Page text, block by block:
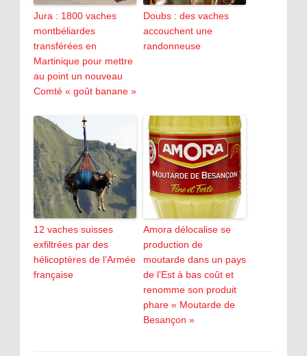
Jura : 1800 vaches
montbéliardes
transférées en
Martinique pour mettre
au point un nouveau
Comté « goût banane »
Doubs : des vaches
accouchent une
randonneuse
12 vaches suisses
exfiltrées par des
hélicoptères de l’Armée
française
Amora délocalise se
production de
moutarde dans un pays
de l’Est à bas coût et
renomme son produit
phare « Moutarde de
Besançon »